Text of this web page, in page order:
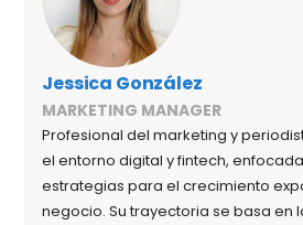
Jessica González
MARKETING MANAGER
Profesional del marketing y
el entorno digital y fintech,
estrategias para el crecimiento
negocio. Su trayectoria se basa en